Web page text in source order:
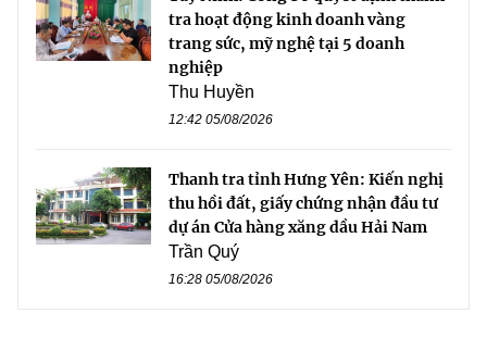
tra hoạt động kinh doanh vàng
trang sức, mỹ nghệ tại 5 doanh
nghiệp
Thu Huyền
12:42 05/08/2026
Thanh tra tỉnh Hưng Yên: Kiến nghị
thu hồi đất, giấy chứng nhận đầu tư
dự án Cửa hàng xăng dầu Hải Nam
Trần Quý
16:28 05/08/2026